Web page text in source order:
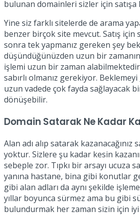
bulunan domainleri sizler için satışa
Yine siz farklı sitelerde de arama
benzer birçok site mevcut. Satış
sonra tek yapmanız gereken şey
düşündüğünüzden uzun bir
işlemi uzun bir zaman
sabırlı olmanız gerekiyor.
uzun vadede çok fayda sağlayacak
dönüşebilir.
Domain Satarak Ne Kadar
Alan adı alıp satarak
yoktur. Sizlere şu kadar kesin
sebeple zor. Tıpkı bir arsayı ucuza
yanına hastane, bina gibi konutlar
gibi alan adları da aynı şekilde
yıllar boyunca sürmez ama bu gibi
bulundurmak her zaman sizin için iyi